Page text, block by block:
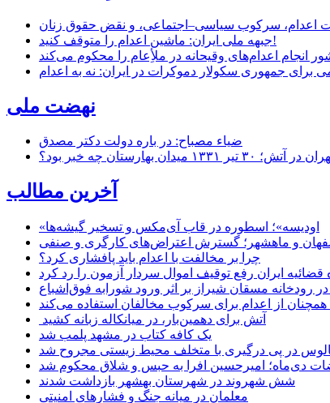
اعدام، سرکوب سیاسی–اجتماعی، و نقض حقوق زنان
جبهه ملی ایران: ماشین اعدام را متوقف کنید!
انجام اعدام‌های وقیحانه در ملأِعام را محکوم می‌کند
برای جمهوری سکولار دموکرات در ایران: نه به اعدام
نهضت ملی
ضیاء مصباح: در باره دولت دکتر مصدق
چه خبر بود؟
آخرین مطالب
«اودیسه»؛ اسطوره در قاب آی‌مکس و تسخیر گیشه‌ها
و ماهشهر؛ گسترش اعتراض‌های کارگری و صنفی
چرا بر مخالفت با اعدام باید پافشاری کرد؟
قضائیه ایران رفع توقیف اموال سردار آزمون را رد کرد
از اعدام برای سرکوب مخالفان استفاده می‌کند
آتش برای دهمین‌بار، در میانکاله زبانه کشید
یک کافه کتاب در مشهد پلمب شد
در پی درگیری با متخلف محیط زیستی مجروح شد
دی‌ماه؛ امیرحسین افرا به حبس و شلاق محکوم شد
شش شهروند در شهرستان بهشهر بازداشت شدند
معلمان در میانه جنگ و فشارهای امنیتی